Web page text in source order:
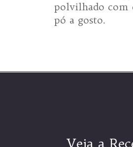
polvilhado com
pó a gosto.
Veja a